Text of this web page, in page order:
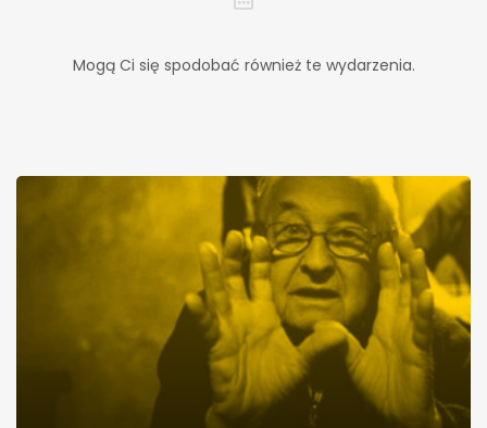
Mogą Ci się spodobać również te wydarzenia.